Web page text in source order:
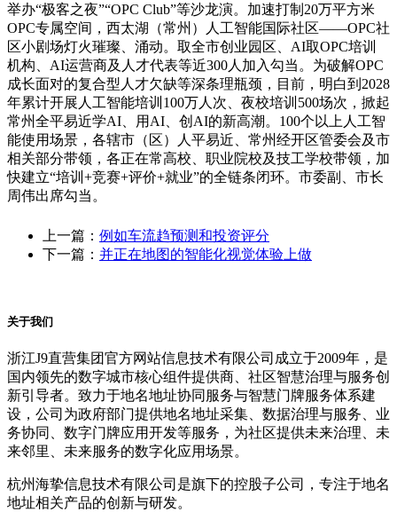
举办“极客之夜”“OPC Club”等沙龙演。加速打制20万平方米
OPC专属空间，西太湖（常州）人工智能国际社区——OPC社
区小剧场灯火璀璨、涌动。取全市创业园区、AI取OPC培训
机构、AI运营商及人才代表等近300人加入勾当。为破解OPC
成长面对的复合型人才欠缺等深条理瓶颈，目前，明白到2028
年累计开展人工智能培训100万人次、夜校培训500场次，掀起
常州全平易近学AI、用AI、创AI的新高潮。100个以上人工智
能使用场景，各辖市（区）人平易近、常州经开区管委会及市
相关部分带领，各正在常高校、职业院校及技工学校带领，加
快建立“培训+竞赛+评价+就业”的全链条闭环。市委副、市长
周伟出席勾当。
上一篇： 例如车流趋预测和投资评分
下一篇： 并正在地图的智能化视觉体验上做
关于我们
浙江J9直营集团官方网站信息技术有限公司成立于2009年，是
国内领先的数字城市核心组件提供商、社区智慧治理与服务创
新引导者。致力于地名地址协同服务与智慧门牌服务体系建
设，公司为政府部门提供地名地址采集、数据治理与服务、业
务协同、数字门牌应用开发等服务，为社区提供未来治理、未
来邻里、未来服务的数字化应用场景。
杭州海挚信息技术有限公司是旗下的控股子公司，专注于地名
地址相关产品的创新与研发。